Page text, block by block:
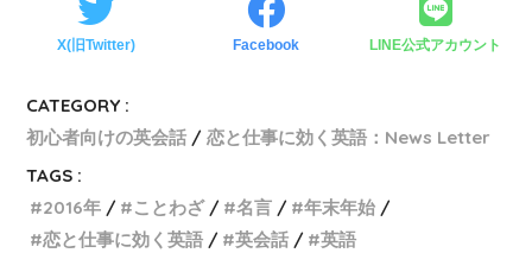
X(旧Twitter) Facebook LINE公式アカウント
CATEGORY :
初心者向けの英会話
恋と仕事に効く英語：News Letter
TAGS :
2016年
ことわざ 名言
年末年始
恋と仕事に効く英語
英会話 英語